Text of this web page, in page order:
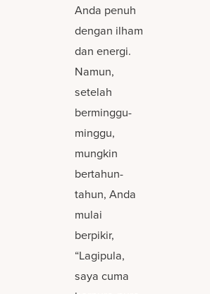
Anda penuh
dengan ilham
dan energi.
Namun,
setelah
berminggu-
minggu,
mungkin
bertahun-
tahun, Anda
mulai
berpikir,
“Lagipula,
saya cuma